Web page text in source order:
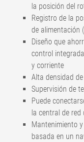
la posición del
Registro de la
de alimentación
Diseño que
control
y corriente
Alta densidad
Supervisión de
Puede
la central de
Mantenimiento
basada en un